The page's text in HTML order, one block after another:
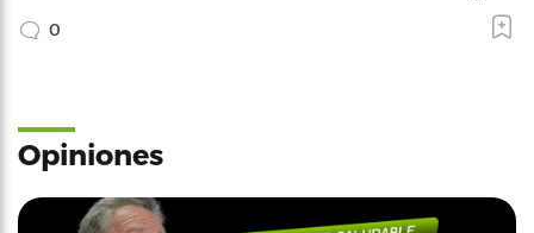
0
Opiniones